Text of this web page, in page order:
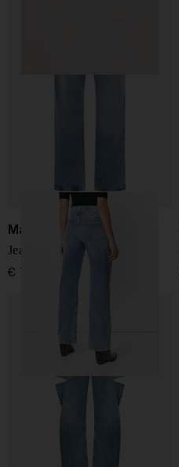
Maison Margiela
Jeans in denim di cotone
€ 720,00